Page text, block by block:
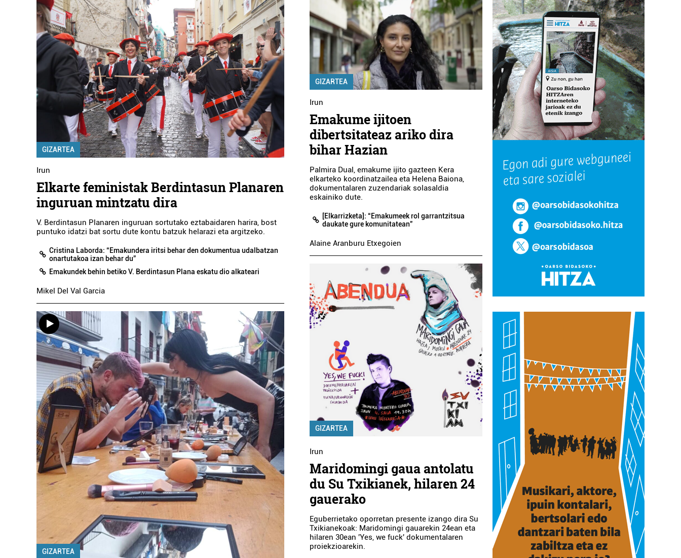
GIZARTEA
Irun
Elkarte feministak Berdintasun Planaren
inguruan mintzatu dira
V. Berdintasun Planaren inguruan sortutako eztabaidaren harira, bost
puntuko idatzi bat sortu dute kontu batzuk helarazi eta argitzeko.
Cristina Laborda: “Emakundera iritsi behar den dokumentua udalbatzan
onartutakoa izan behar du”
Emakundek behin betiko V. Berdintasun Plana eskatu dio alkateari
Mikel Del Val Garcia
GIZARTEA
GIZARTEA
Irun
Emakume ijitoen
dibertsitateaz ariko dira
bihar Hazian
Palmira Dual, emakume ijito gazteen Kera
elkarteko koordinatzailea eta Helena Baiona,
dokumentalaren zuzendariak solasaldia
eskainiko dute.
[Elkarrizketa]: “Emakumeek rol garrantzitsua
daukate gure komunitatean”
Alaine Aranburu Etxegoien
GIZARTEA
Irun
Maridomingi gaua antolatu
du Su Txikianek, hilaren 24
gauerako
Eguberrietako oporretan presente izango dira Su
Txikianekoak: Maridomingi gauarekin 24ean eta
hilaren 30ean 'Yes, we fuck' dokumentalaren
proiekzioarekin.